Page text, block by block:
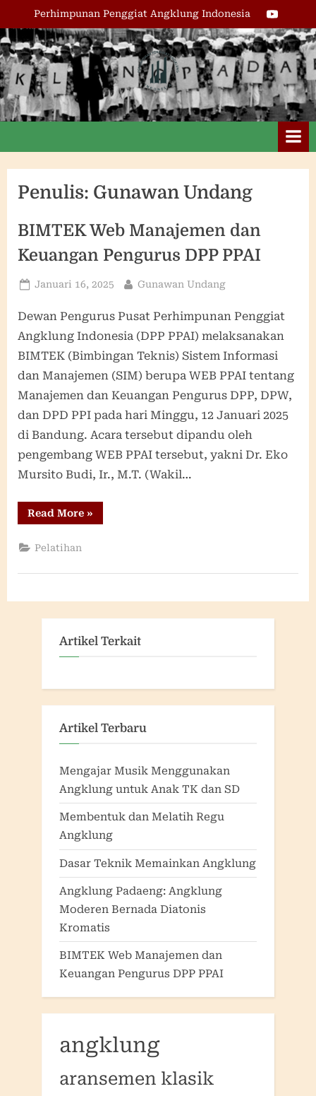
to
content
Perhimpunan Penggiat Angklung Indonesia Youtube
Perhimpunan
Penggiat
Indonesia
Penulis: Gunawan Undang
BIMTEK Web Manajemen dan
Keuangan Pengurus DPP PPAI
Posted
Januari 16, 2025 By
Gunawan Undang
Dewan Pengurus Pusat Perhimpunan Penggiat
Angklung Indonesia (DPP PPAI) melaksanakan
BIMTEK (Bimbingan Teknis) Sistem Informasi
dan Manajemen (SIM) berupa WEB PPAI tentang
Manajemen dan Keuangan Pengurus DPP, DPW,
dan DPD PPI pada hari Minggu, 12 Januari 2025
di Bandung. Acara tersebut dipandu oleh
pengembang WEB PPAI tersebut, yakni Dr. Eko
Mursito Budi, Ir., M.T. (Wakil…
Read More“BIMTEK
Web
DPP
»
Pelatihan
Artikel Terkait
Artikel Terbaru
Mengajar Musik Menggunakan
Angklung untuk Anak TK dan SD
Membentuk dan Melatih Regu
Angklung
Dasar Teknik Memainkan Angklung
Angklung Padaeng: Angklung
Moderen Bernada Diatonis
Kromatis
BIMTEK Web Manajemen dan
Keuangan Pengurus DPP PPAI
angklung
aransemen klasik